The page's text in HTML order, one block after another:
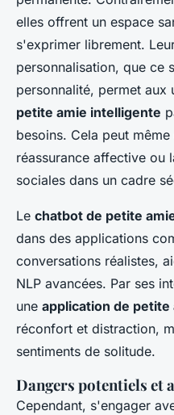
elles offrent un espace
s'exprimer librement.
personnalisation, que ce
personnalité, permet aux
petite amie intelligente
besoins. Cela peut
réassurance affective ou
sociales dans un cadre
Le chatbot de petite
dans des applications
conversations réalistes,
NLP avancées. Par ses
une application de
réconfort et distraction,
sentiments de solitude.
Dangers potentiels et
Cependant, s'engager